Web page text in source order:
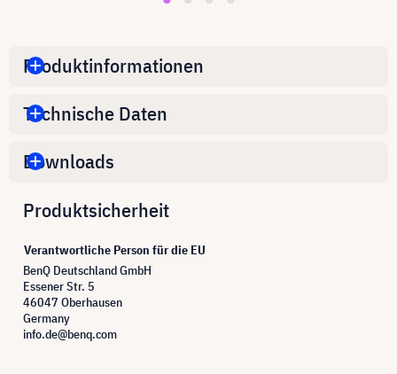
Produktinformationen
Technische Daten
Downloads
Produktsicherheit
Verantwortliche Person für die EU
BenQ Deutschland GmbH
Essener Str. 5
46047 Oberhausen
Germany
info.de@benq.com